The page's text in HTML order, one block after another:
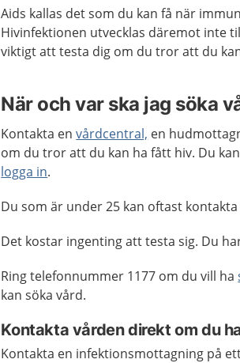
Aids kallas det som du kan få när
Hivinfektionen utvecklas däremot inte
viktigt att testa dig om du tror att du
När och var ska jag söka
Kontakta envårdcentral, en
om du tror att du kan ha fått hiv. Du
logga in.
Du som är under 25 kan oftast kontakta
Det kostar ingenting att testa sig. Du
Ring telefonnummer 1177 om du vill ha
kan söka vård.
Kontakta vården direkt om du
Kontakta en infektionsmottagning på